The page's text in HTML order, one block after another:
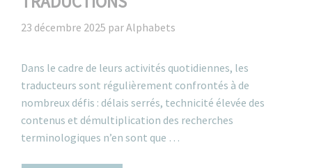
23 décembre 2025 parAlphabets
Dans le cadre de leurs activités quotidiennes, les
traducteurs sont régulièrement confrontés à de
nombreux défis : délais serrés, technicité élevée des
contenus et démultiplication des recherches
terminologiques n’en sont que …